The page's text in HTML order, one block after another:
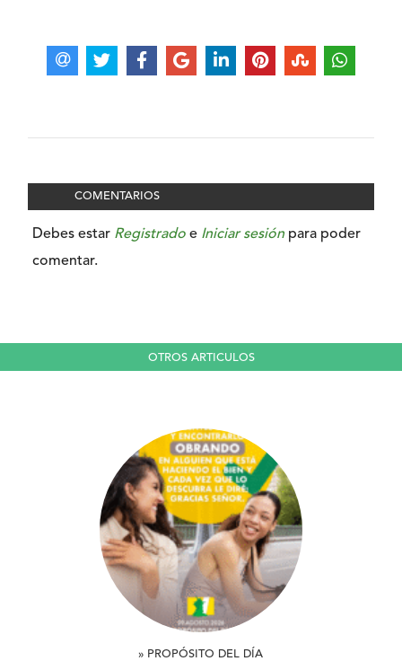
COMENTARIOS
Debes estar Registrado e Iniciar sesión para poder
comentar.
OTROS ARTICULOS
» PROPÓSITO DEL DÍA